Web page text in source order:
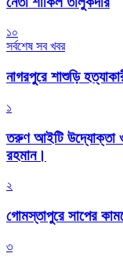
১০
সর্বশেষ সব খবর
নাগরপুরে শাশুড়ি
১
তরুণ আইটি উদ্যোক্তা ও
রহমান।
২
গোমস্তাপুরে সাপের
৩